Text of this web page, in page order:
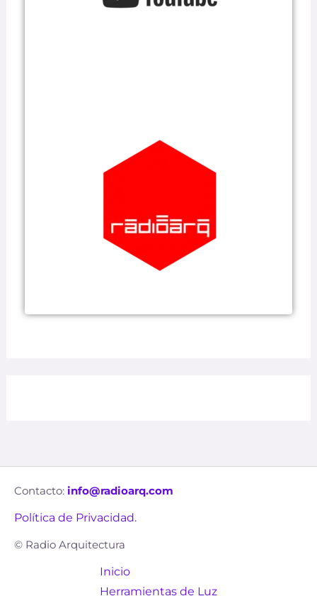
Contacto: info@radioarq.com
Política de Privacidad.
© Radio Arquitectura
Inicio
Herramientas de Luz